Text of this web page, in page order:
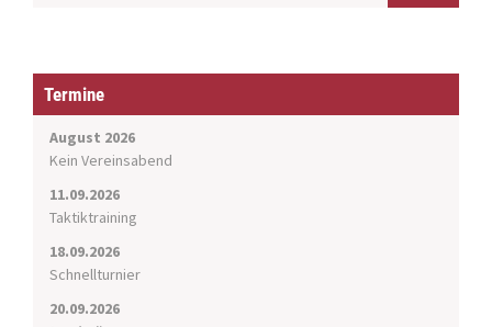
Termine
August 2026
Kein Vereinsabend
11.09.2026
Taktiktraining
18.09.2026
Schnellturnier
20.09.2026